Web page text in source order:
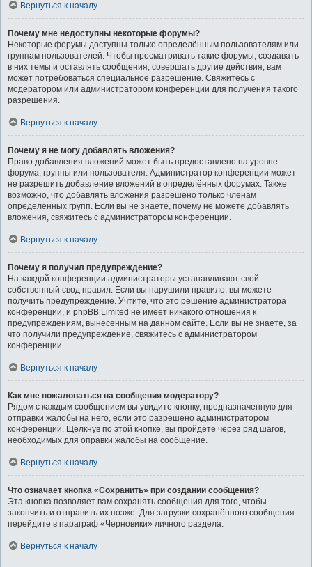
Вернуться к началу
Почему мне недоступны некоторые форумы?
Некоторые форумы доступны только определённым пользователям или
группам пользователей. Чтобы просматривать такие форумы, создавать
в них темы и оставлять сообщения, совершать другие действия, вам
может потребоваться специальное разрешение. Свяжитесь с
модератором или администратором конференции для получения такого
разрешения.
Вернуться к началу
Почему я не могу добавлять вложения?
Право добавления вложений может быть предоставлено на уровне
форума, группы или пользователя. Администратор конференции может
не разрешить добавление вложений в определённых форумах. Также
возможно, что добавлять вложения разрешено только членам
определённых групп. Если вы не знаете, почему не можете добавлять
вложения, свяжитесь с администратором конференции.
Вернуться к началу
Почему я получил предупреждение?
На каждой конференции администраторы устанавливают свой
собственный свод правил. Если вы нарушили правило, вы можете
получить предупреждение. Учтите, что это решение администратора
конференции, и phpBB Limited не имеет никакого отношения к
предупреждениям, вынесенным на данном сайте. Если вы не знаете, за
что получили предупреждение, свяжитесь с администратором
конференции.
Вернуться к началу
Как мне пожаловаться на сообщения модератору?
Рядом с каждым сообщением вы увидите кнопку, предназначенную для
отправки жалобы на него, если это разрешено администратором
конференции. Щёлкнув по этой кнопке, вы пройдёте через ряд шагов,
необходимых для оправки жалобы на сообщение.
Вернуться к началу
Что означает кнопка «Сохранить» при создании сообщения?
Эта кнопка позволяет вам сохранять сообщения для того, чтобы
закончить и отправить их позже. Для загрузки сохранённого сообщения
перейдите в параграф «Черновики» личного раздела.
Вернуться к началу